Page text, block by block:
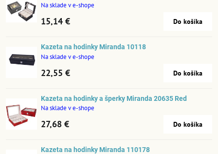
Na sklade v e-shope
15,14 € Do košíka
Kazeta na hodinky Miranda 10118
Na sklade v e-shope
22,55 € Do košíka
Kazeta na hodinky a šperky Miranda 20635 Red
Na sklade v e-shope
27,68 € Do košíka
Kazeta na hodinky Miranda 110178